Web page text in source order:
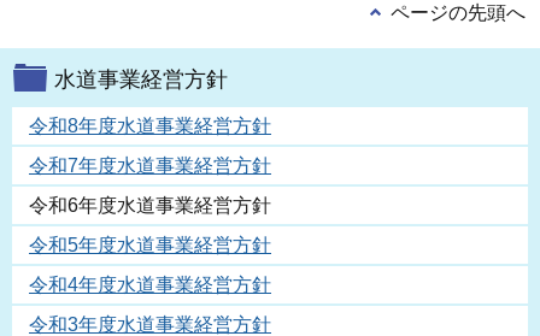
ページの先頭へ
水道事業経営方針
令和8年度水道事業経営方針
令和7年度水道事業経営方針
令和6年度水道事業経営方針
令和5年度水道事業経営方針
令和4年度水道事業経営方針
令和3年度水道事業経営方針